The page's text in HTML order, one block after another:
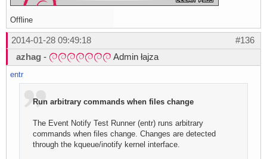
Offline
#136
2014-01-28 09:49:18
azhag - Admin łajza
entr
Run arbitrary commands when files change
The Event Notify Test Runner (entr) runs arbitrary
commands when files change. Changes are detected
through the kqueue/inotify kernel interface.